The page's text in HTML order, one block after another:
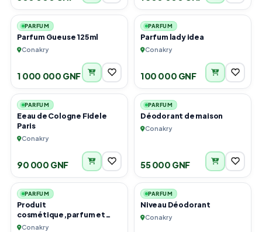
2
PARFUM
Parfum Gueuse 125ml
Conakry
1 000 000 GNF
5
PARFUM
Parfum lady idea
Conakry
100 000 GNF
2
PARFUM
Eeau de Cologne Fidele
Paris
Conakry
90 000 GNF
6
PARFUM
Déodorant de maison
Conakry
55 000 GNF
6
PARFUM
Produit
cosmétique,parfum et
bain de bouches
Conakry
3
PARFUM
Niveau Déodorant
Conakry